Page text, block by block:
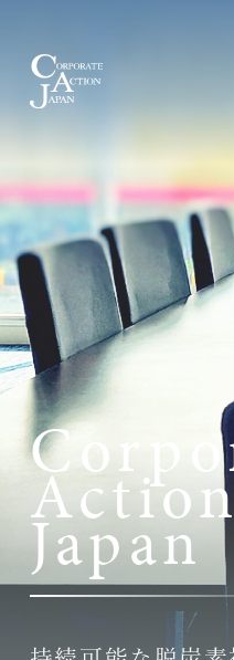
Corp o
Actio
Japan